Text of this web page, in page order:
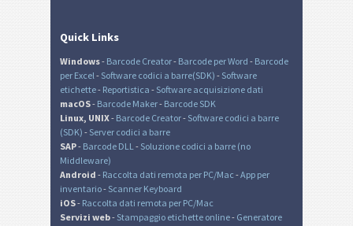
Quick Links
Windows- Barcode Creator- Barcode per Word - Barcode
per Excel- Software codici a barre(SDK) - Software
etichette- Reportistica - Software acquisizione dati
macOS- Barcode Maker- Barcode SDK
Linux, UNIX- Barcode Creator- Software codici a barre
(SDK) - Server codici a barre
SAP- Barcode DLL- Soluzione codici a barre (no
Middleware)
Android - Raccolta dati remota per PC/Mac -App per
inventario- Scanner Keyboard
iOS- Raccolta dati remota per PC/Mac
Servizi web- Stampaggio etichette online- Generatore